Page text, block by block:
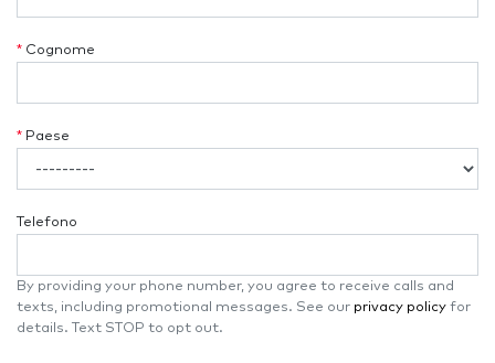
* Cognome
* Paese
Telefono
By providing your phone number, you agree to receive calls and
texts, including promotional messages. See our privacy policy for
details. Text STOP to opt out.